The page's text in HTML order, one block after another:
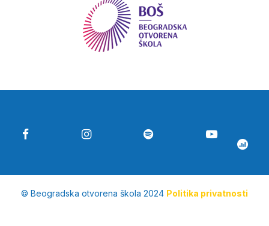
© Beogradska otvorena škola 2024 Politika privatnosti